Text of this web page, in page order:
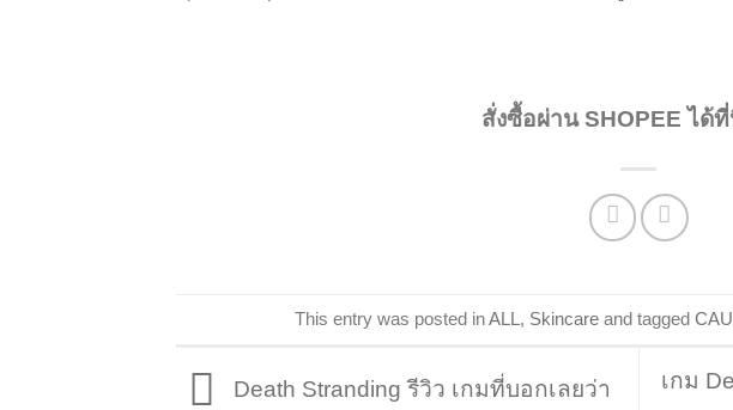
สั่งซื้อผ่าน SHOPEE ได้
This entry was posted inALL , Skincare and tagged
Death Stranding รีวิว เกมที่บอกเลยว่า
เกม